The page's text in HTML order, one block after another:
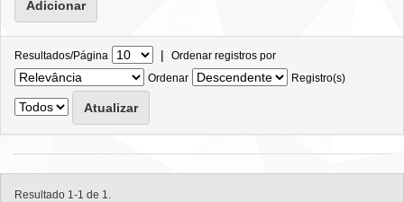
Resultados/Página | Ordenar registros por
Ordenar
Registro(s)
Resultado 1-1 de 1.